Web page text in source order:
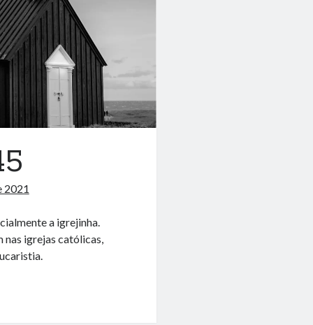
2021
a igrejinha.
nas igrejas católicas,